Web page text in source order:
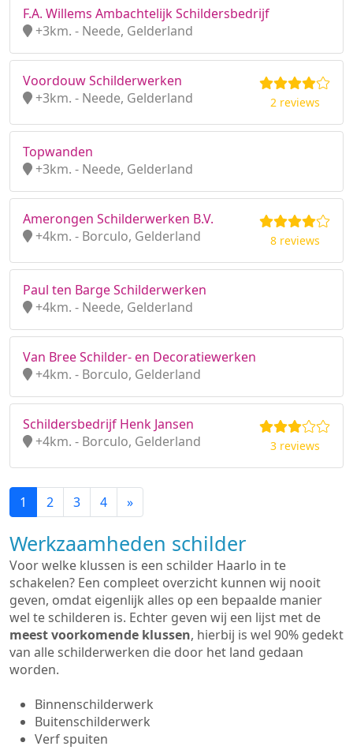
F.A. Willems Ambachtelijk Schildersbedrijf
+3km. - Neede, Gelderland
Voordouw Schilderwerken
+3km. - Neede, Gelderland
2 reviews
Topwanden
+3km. - Neede, Gelderland
Amerongen Schilderwerken B.V.
+4km. - Borculo, Gelderland
8 reviews
Paul ten Barge Schilderwerken
+4km. - Neede, Gelderland
Van Bree Schilder- en Decoratiewerken
+4km. - Borculo, Gelderland
Schildersbedrijf Henk Jansen
+4km. - Borculo, Gelderland
3 reviews
1 2 3 4 »
Werkzaamheden schilder
Voor welke klussen is een schilder Haarlo in te
schakelen? Een compleet overzicht kunnen wij nooit
geven, omdat eigenlijk alles op een bepaalde manier
wel te schilderen is. Echter geven wij een lijst met de
meest voorkomende klussen, hierbij is wel 90% gedekt
van alle schilderwerken die door het land gedaan
worden.
Binnenschilderwerk
Buitenschilderwerk
Verf spuiten